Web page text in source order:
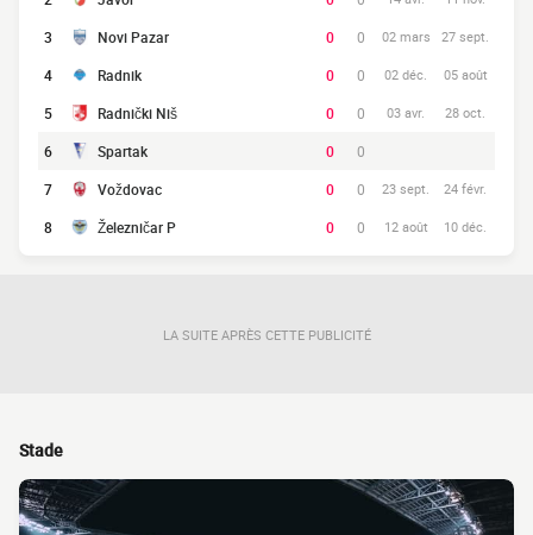
3 Novi Pazar 0 0 02 mars 27 sept.
4 Radnik 0 0 02 déc. 05 août
5 Radnički Niš 0 0 03 avr. 28 oct.
6 Spartak 0
0
7
Voždovac 0 0 23 sept. 24 févr.
8 Železničar P 0 0 12 août 10 déc.
LA SUITE APRÈS CETTE PUBLICITÉ
Stade